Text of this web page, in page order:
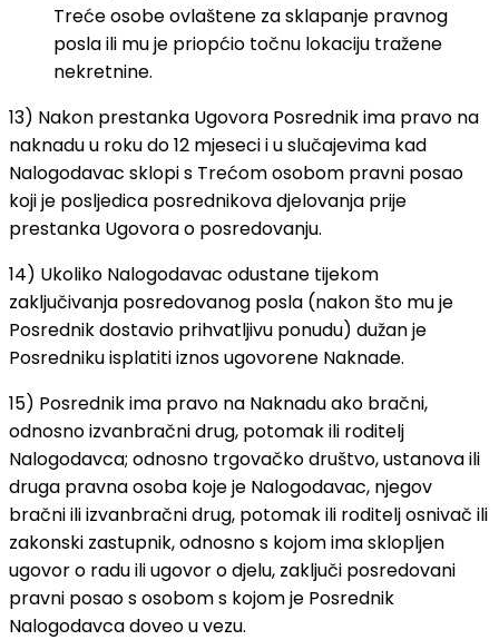
Treće osobe ovlaštene za sklapanje pravnog
posla ili mu je priopćio točnu lokaciju tražene
nekretnine.
13) Nakon prestanka Ugovora Posrednik ima pravo na
naknadu u roku do 12 mjeseci i u slučajevima kad
Nalogodavac sklopi s Trećom osobom pravni posao
koji je posljedica posrednikova djelovanja prije
prestanka Ugovora o posredovanju.
14) Ukoliko Nalogodavac odustane tijekom
zaključivanja posredovanog posla (nakon što mu je
Posrednik dostavio prihvatljivu ponudu) dužan je
Posredniku isplatiti iznos ugovorene Naknade.
15) Posrednik ima pravo na Naknadu ako bračni,
odnosno izvanbračni drug, potomak ili roditelj
Nalogodavca; odnosno trgovačko društvo, ustanova ili
druga pravna osoba koje je Nalogodavac, njegov
bračni ili izvanbračni drug, potomak ili roditelj osnivač ili
zakonski zastupnik, odnosno s kojom ima sklopljen
ugovor o radu ili ugovor o djelu, zaključi posredovani
pravni posao s osobom s kojom je Posrednik
Nalogodavca doveo u vezu.